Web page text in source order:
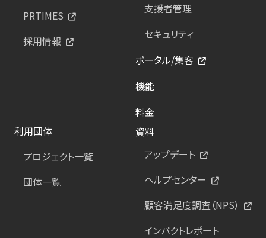
PRTIMES
採用情報
支援者管理
セキュリティ
ポータル/集客
機能
料金
利用団体
プロジェクト一覧
団体一覧
資料
アップデート
ヘルプセンター
顧客満足度調査（NPS）
インパクトレポート